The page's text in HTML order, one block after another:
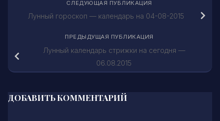
СЛЕДУЮЩАЯ ПУБЛИКАЦИЯ
Лунный гороскоп — календарь на 04-08-2015
ПРЕДЫДУЩАЯ ПУБЛИКАЦИЯ
Лунный календарь стрижки на сегодня —
06.08.2015
ДОБАВИТЬ КОММЕНТАРИЙ